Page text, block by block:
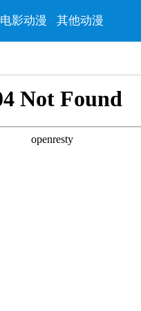
电影动漫 其他动漫